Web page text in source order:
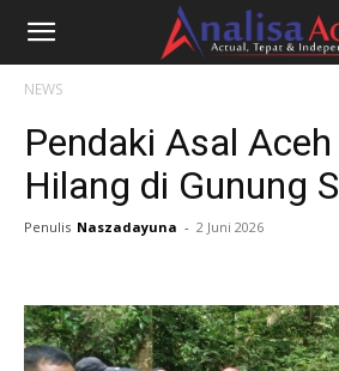
NEWS
Pendaki Asal
Hilang di Gunung
Penulis Naszadayuna - 2 Juni 2026